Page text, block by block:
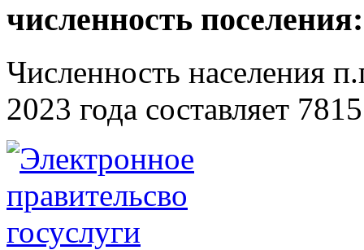
численность поселения:
Численность населения
2023 года составляет